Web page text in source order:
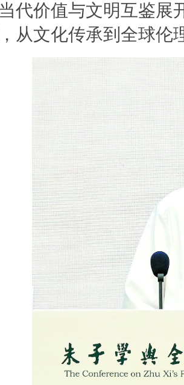
代价值与文明互鉴展
从文化传承到全球伦